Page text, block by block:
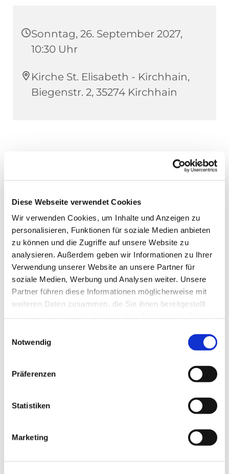
Diese Webseite verwendet Cookies
Wir verwenden Cookies, um Inhalte und Anzeigen zu
personalisieren, Funktionen für soziale Medien anbieten
zu können und die Zugriffe auf unsere Website zu
analysieren. Außerdem geben wir Informationen zu Ihrer
Verwendung unserer Website an unsere Partner für
soziale Medien, Werbung und Analysen weiter. Unsere
Partner führen diese Informationen möglicherweise mit
weiteren Daten zusammen, die Sie ihnen bereitgestellt
Notwendig
Präferenzen
Statistiken
Marketing
Sonntag, 26. September 2027,
10:30 Uhr
Kirche St. Elisabeth - Kirchhain,
Biegenstr. 2, 35274 Kirchhain
Dies könnte Sie auch